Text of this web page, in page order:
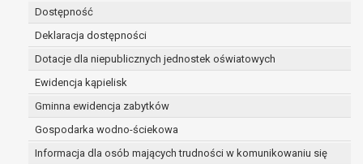
Dostępność
Deklaracja dostępności
Dotacje dla niepublicznych jednostek oświatowych
Ewidencja kąpielisk
Gminna ewidencja zabytków
Gospodarka wodno-ściekowa
Informacja dla osób mających trudności w komunikowaniu się
zostały zebrane oraz zgodnie z terminami
archiwizacji określonymi przez przepisy prawa
powszechnie obowiązującego.
W przypadku, gdy dane osobowe przetwarzane są
na podstawie zgody osoby, której dane dotyczą
przetwarzanie odbywa się do czasu wycofania tej
zgody.
W przypadku, gdy dane osobowe przetwarzane są
w celu zawarcia i realizacji umowy przetwarzanie